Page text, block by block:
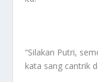
“Silakan Putri,
kata sang cantrik